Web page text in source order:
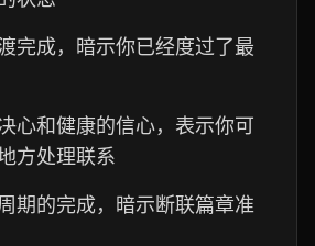
完成，暗示你已经度过了最
心和健康的信心，表示你可
方处理联系
期的完成，暗示断联篇章准